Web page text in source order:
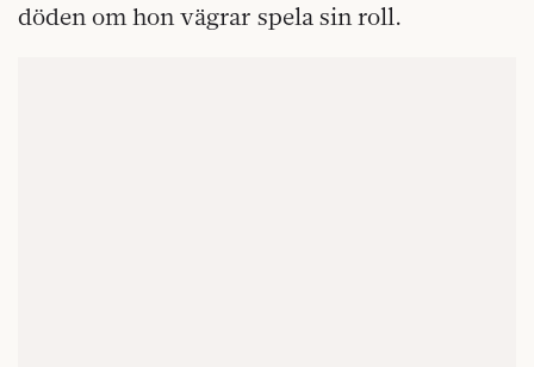
döden om hon vägrar spela sin roll.